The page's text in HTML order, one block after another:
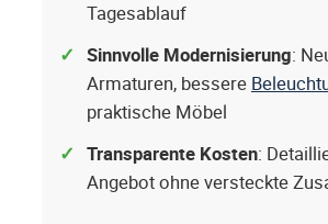
Tagesablauf
Sinnvolle Modernisierung:
Armaturen, bessere
praktische Möbel
Transparente Kosten:
Angebot ohne versteckte